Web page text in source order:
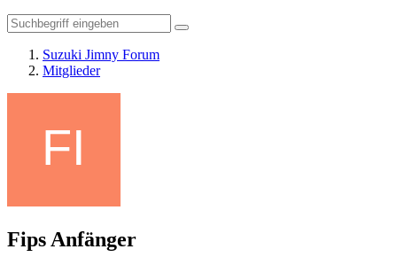
Suzuki Jimny Forum
Mitglieder
Fips Anfänger